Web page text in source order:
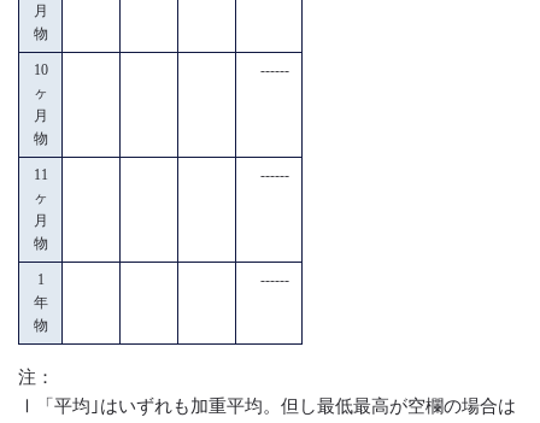
月
物
10
ヶ
月
物
------
11
ヶ
月
物
------
1
年
物
------
注：
Ⅰ「平均｣はいずれも加重平均。但し最低最高が空欄の場合は